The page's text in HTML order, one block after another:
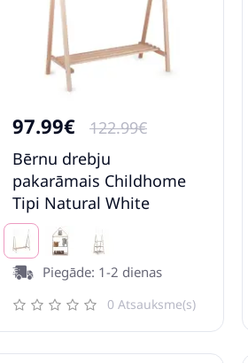
97.99€
122.99€
Bērnu drebju
pakarāmais Childhome
Tipi Natural White
Piegāde: 1-2 dienas
0 Atsauksme(s)